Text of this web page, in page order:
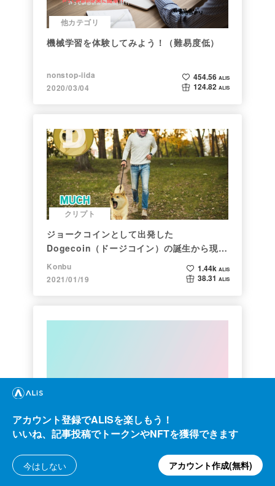
他カテゴリ
機械学習を体験してみよう！（難易度低）
nonstop-iida
2020/03/04
454.56 ALIS
124.82 ALIS
クリプト
ジョークコインとして出発した
Dogecoin（ドージコイン）の誕生から現在
まで。注目される非証券性🐶
Konbu
2021/01/19
1.44k ALIS
38.31 ALIS
約２年間ブロックチェ－ンゲームをして
kaya
2021/10/06
1.16k ALIS
161.20ALIS
アカウント登録でALISを楽しもう！
いいね、記事投稿でトークンやNFTを獲得できます
今はしない アカウント作成(無料)